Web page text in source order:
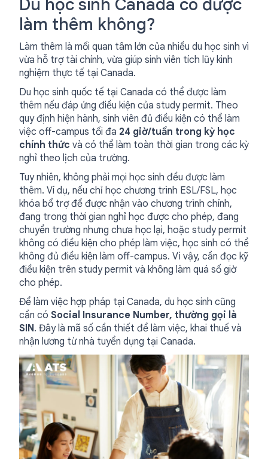
Du học sinh Canada có được
làm thêm không?
Làm thêm là mối quan tâm lớn của nhiều du học sinh vì
vừa hỗ trợ tài chính, vừa giúp sinh viên tích lũy kinh
nghiệm thực tế tại Canada.
Du học sinh quốc tế tại Canada có thể được làm
thêm nếu đáp ứng điều kiện của study permit. Theo
quy định hiện hành, sinh viên đủ điều kiện có thể làm
việc off-campus tối đa 24 giờ/tuần trong kỳ học
chính thức và có thể làm toàn thời gian trong các kỳ
nghỉ theo lịch của trường.
Tuy nhiên, không phải mọi học sinh đều được làm
thêm. Ví dụ, nếu chỉ học chương trình ESL/FSL, học
khóa bổ trợ để được nhận vào chương trình chính,
đang trong thời gian nghỉ học được cho phép, đang
chuyển trường nhưng chưa học lại, hoặc study permit
không có điều kiện cho phép làm việc, học sinh có thể
không đủ điều kiện làm off-campus. Vì vậy, cần đọc kỹ
điều kiện trên study permit và không làm quá số giờ
cho phép.
Để làm việc hợp pháp tại Canada, du học sinh cũng
cần có Social Insurance Number, thường gọi là
SIN. Đây là mã số cần thiết để làm việc, khai thuế và
nhận lương từ nhà tuyển dụng tại Canada.